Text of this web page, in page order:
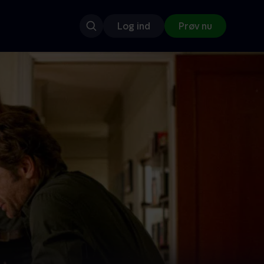
Log ind Prøv nu